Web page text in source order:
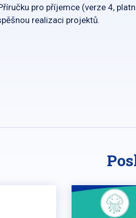
pro příjemce (verze 4,
realizaci projektů.